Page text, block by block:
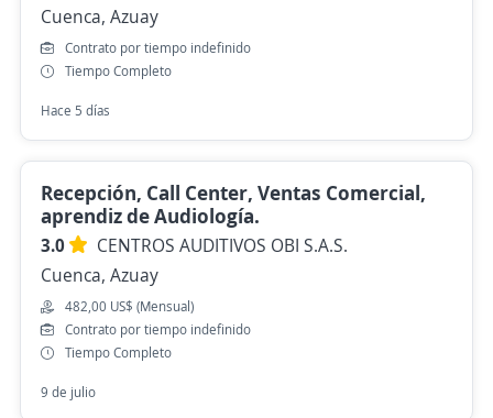
Cuenca, Azuay
Contrato por tiempo indefinido
Tiempo Completo
Hace 5 días
Recepción, Call Center, Ventas Comercial,
aprendiz de Audiología.
3.0
CENTROS AUDITIVOS OBI S.A.S.
Cuenca, Azuay
482,00 US$ (Mensual)
Contrato por tiempo indefinido
Tiempo Completo
9 de julio